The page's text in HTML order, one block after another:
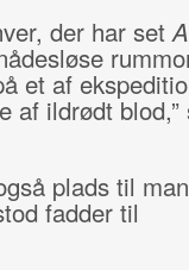
der har set
et af
af ildrødt
plads til
fadder til